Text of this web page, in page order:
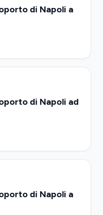
di Napoli a
di Napoli ad
di Napoli a